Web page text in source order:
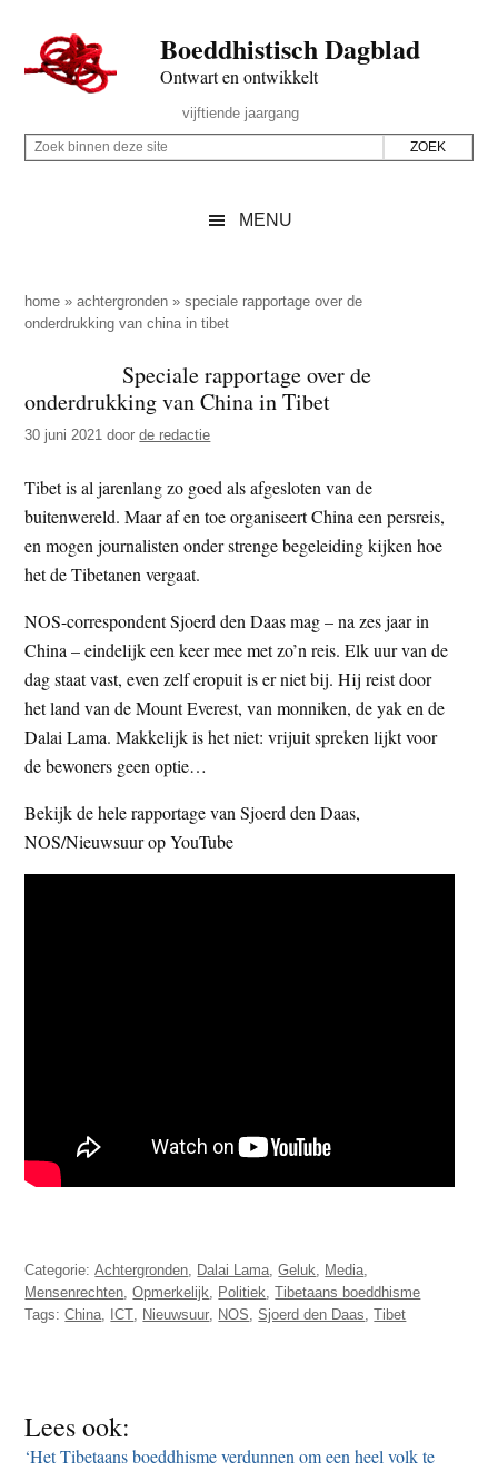
naar
de
inhoud
secondary
naar
de
sidebar
naar
de
Boeddhistisch Dagblad
Ontwart en ontwikkelt
Rechts
vijftiende jaargang
Z
p
d
z
e
i
t
e
Z
i
n
n
d
z
e
s
i
t
e
MENU
home »achtergronden »speciale rapportage over de
onderdrukking van china in tibet
Speciale rapportage over de
onderdrukking van China in Tibet
30 juni 2021 doorde redactie
Tibet is al jarenlang zo goed als afgesloten van de
buitenwereld. Maar af en toe organiseert China een persreis,
en mogen journalisten onder strenge begeleiding kijken hoe
het de Tibetanen vergaat.
NOS-correspondent Sjoerd den Daas mag – na zes jaar in
China – eindelijk een keer mee met zo’n reis. Elk uur van de
dag staat vast, even zelf eropuit is er niet bij. Hij reist door
het land van de Mount Everest, van monniken, de yak en de
Dalai Lama. Makkelijk is het niet: vrijuit spreken lijkt voor
de bewoners geen optie…
Bekijk de hele rapportage van Sjoerd den Daas,
NOS/Nieuwsuur op YouTube
Categorie:Achtergronden Dalai Lama ,Geluk Media
Mensenrechten ,Opmerkelijk Politiek ,Tibetaans boeddhisme
Tags:China ICT Nieuwsuur NOS ,Sjoerd den Daas ,Tibet
Lees ook:
‘Het Tibetaans boeddhisme verdunnen om een heel volk te